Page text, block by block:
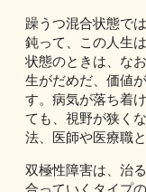
躁うつ混合状態で
鈍って、この人生
状態のときは、な
生がだめだ、価値
す。病気が落ち着
ても、視野が狭く
法、医師や医療職
双極性障害は、治